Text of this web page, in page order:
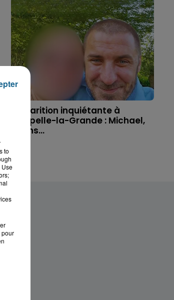
Disparition inquiétante à
Cappelle-la-Grande : Michael,
41 ans...
to
Use
pour